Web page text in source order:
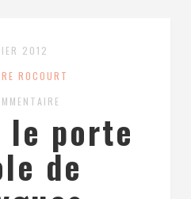
2012
ROCOURT
le porte
de